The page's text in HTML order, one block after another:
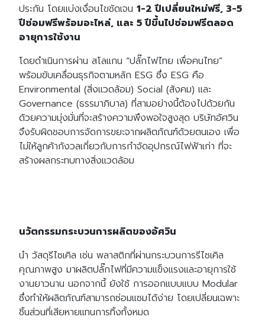
Search
for: Search
ประกัน โดยแบ่งเงื่อนไขชัดเจน 1-2 ปีเปลี่ยนใหม่ฟรี, 3-5
ปีซ่อมฟรีพร้อมอะไหล่, และ 5 ปีขึ้นไปซ่อมฟรีตลอด
อายุการใช้งาน
โดยดำเนินการผ่าน สโลแกน “ปลั๊กไฟไทย เพื่อคนไทย”
พร้อมขับเคลื่อนธุรกิจตามหลัก ESG ซึ่ง ESG คือ
Environmental (สิ่งแวดล้อม) Social (สังคม) และ
Governance (ธรรมาภิบาล) ที่สามอย่างนี้ต้องไปด้วยกัน
ด้วยความมุ่งมั่นที่จะสร้างความพึงพอใจสูงสุด บริษัทอัศวิน
จึงรับผิดชอบการจัดการขยะจากผลิตภัณฑ์ด้วยตนเอง เพื่อ
ไม่ให้ลูกค้ากังวลเกี่ยวกับการกำจัดอุปกรณ์ไฟฟ้าเก่า ที่จะ
สร้างผลกระทบทางสิ่งแวดล้อม
นวัตกรรมกระบวนการผลิตของอัศวิน
นำ วัสดุรีไซเคิล เช่น พลาสติกที่ผ่านกระบวนการรีไซเคิล
คุณภาพสูง มาผลิตปลั๊กไฟที่มีความแข็งแรงและอายุการใช้
งานยาวนาน นอกจากนี้ ยังใช้ การออกแบบแบบ Modular
ซึ่งทำให้ผลิตภัณฑ์สามารถซ่อมแซมได้ง่าย โดยเปลี่ยนเฉพาะ
ชิ้นส่วนที่เสียหายแทนการทิ้งทั้งหมด